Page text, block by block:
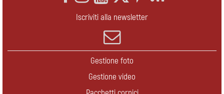
Iscriviti alla newsletter
Gestione foto
Gestione video